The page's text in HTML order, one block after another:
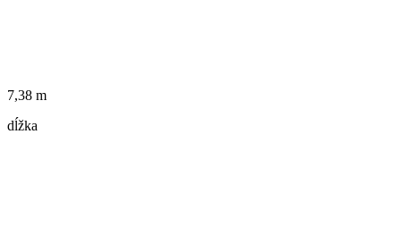
7,38 m
dĺžka